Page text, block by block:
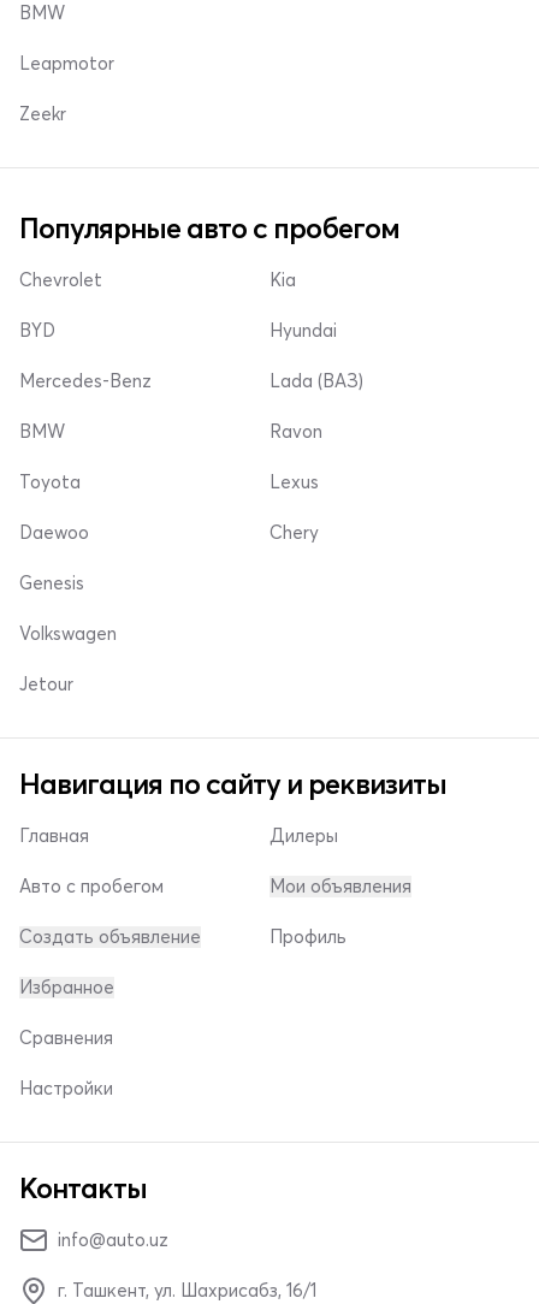
BMW
Leapmotor
Zeekr
Популярные авто с пробегом
Chevrolet
BYD
Mercedes-Benz
Kia
Hyundai
Lada (ВАЗ)
BMW
Toyota
Daewoo
Ravon
Lexus
Chery
Genesis
Volkswagen
Jetour
Навигация по сайту и реквизиты
Главная
Авто с пробегом
Создать объявление
Дилеры
Мои объявления
Профиль
Избранное
Сравнения
Настройки
Контакты
info@auto.uz
г. Ташкент, ул. Шахрисабз, 16/1